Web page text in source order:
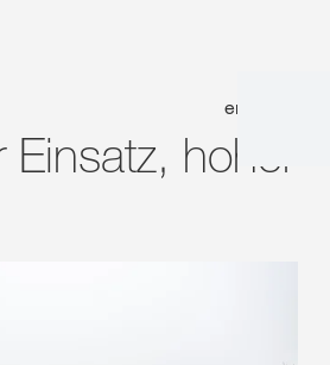
en
Einsatz, hoher